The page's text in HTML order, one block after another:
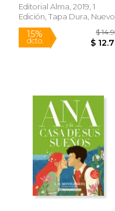
Editorial Alma, 2019, 1
Edición, Tapa Dura, Nuevo
dcto.